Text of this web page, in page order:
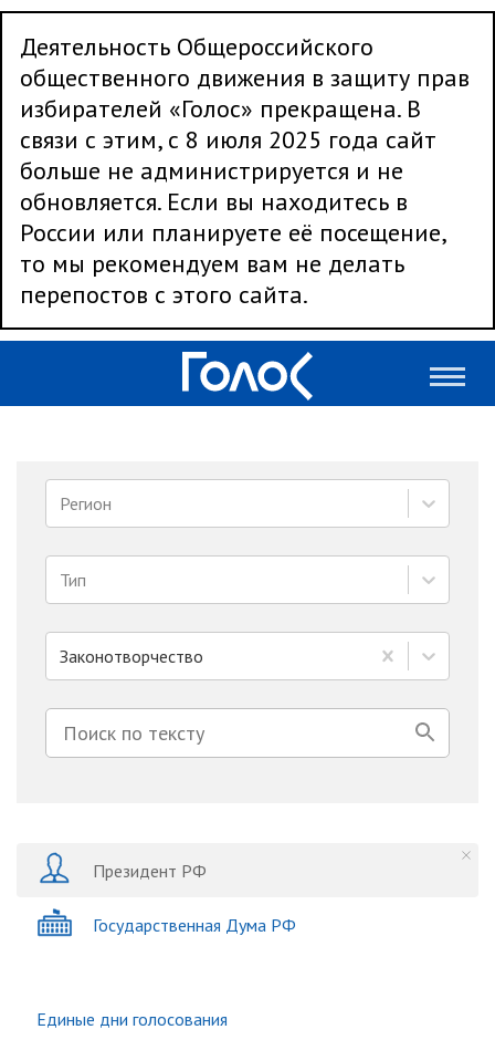
Деятельность Общероссийского
общественного движения в защиту прав
избирателей «Голос» прекращена. В
связи с этим, с 8 июля 2025 года сайт
больше не администрируется и не
обновляется. Если вы находитесь в
России или планируете её посещение,
то мы рекомендуем вам не делать
перепостов с этого сайта.
Регион
Тип
Законотворчество
Президент РФ
Государственная Дума РФ
Единые дни голосования